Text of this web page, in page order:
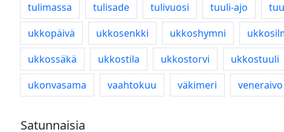
tulimassa
tulisade tulivuosi tuuli-ajo
ukkopäivä
ukkosenkki ukkoshymni
ukkossäkä
ukkostila ukkostorvi ukkostuuli
ukonvasama
vaahtokuu väkimeri veneraivo
Satunnaisia